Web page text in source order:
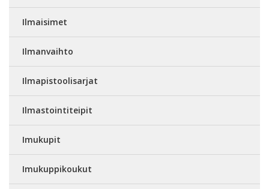
Ilmaisimet
Ilmanvaihto
Ilmapistoolisarjat
Ilmastointiteipit
Imukupit
Imukuppikoukut